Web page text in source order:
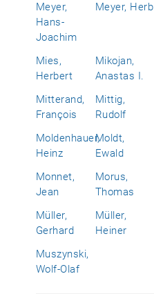
Meyer,
Hans-
Joachim
Meyer, Herb
Mies,
Herbert
Mikojan,
Anastas I.
Mitterand,
François
Mittig,
Rudolf
Moldenhauer,
Heinz
Moldt,
Ewald
Monnet,
Jean
Morus,
Thomas
Müller,
Gerhard
Müller,
Heiner
Muszynski,
Wolf-Olaf